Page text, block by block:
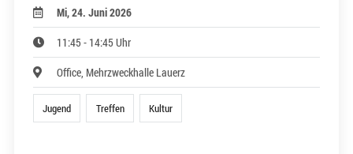
Mi, 24. Juni 2026
11:45 - 14:45 Uhr
Office, Mehrzweckhalle Lauerz
Jugend Treffen Kultur